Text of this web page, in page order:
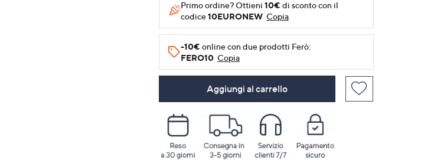
Primo ordine? Ottieni 10€ di sconto con il
codice10EURONEW Copia
-10€ online con due prodotti Ferò:
FERO10 Copia
Aggiungi al carrello